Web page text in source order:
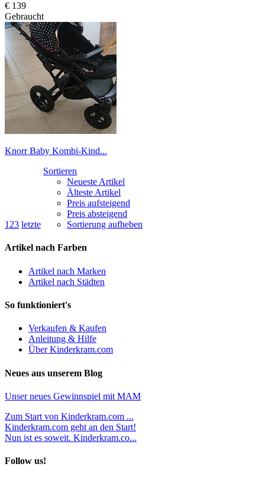
€ 139
Gebraucht
Knorr Baby Kombi-Kind...
1 23 letzte
Sortieren
Neueste Artikel
Älteste Artikel
Preis aufsteigend
Preis absteigend
Sortierung aufheben
Artikel nach Farben
Artikel nach Marken
Artikel nach Städten
So funktioniert's
Verkaufen & Kaufen
Anleitung & Hilfe
Über Kinderkram.com
Neues aus unserem Blog
Unser neues Gewinnspiel mit MAM
Zum Start von Kinderkram.com ...
Kinderkram.com geht an den Start!
Nun ist es soweit. Kinderkram.co...
Follow us!